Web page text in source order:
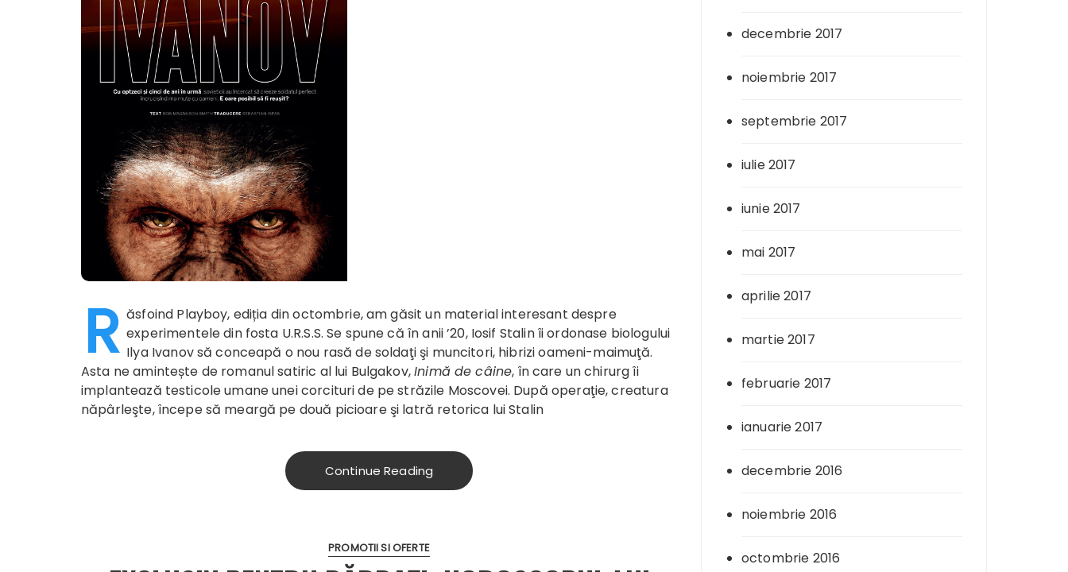
R ăsfoind Playboy, ediția din octombrie, am găsit un material interesant despre
experimentele din fosta U.R.S.S. Se spune că în anii ’20, Iosif Stalin îi ordonase biologului
Ilya Ivanov să conceapă o nou rasă de soldaţi şi muncitori, hibrizi oameni-maimuţă.
Asta ne amintește de romanul satiric al lui Bulgakov,Inimă de câine, în care un chirurg îi
implantează testicole umane unei corcituri de pe străzile Moscovei. După operaţie, creatura
năpârleşte, începe să meargă pe două picioare şi latră retorica lui Stalin
Continue Reading
PROMOTII SI OFERTE
decembrie 2017
noiembrie 2017
septembrie 2017
iulie 2017
iunie 2017
mai 2017
aprilie 2017
martie 2017
februarie 2017
ianuarie 2017
decembrie 2016
noiembrie 2016
octombrie 2016